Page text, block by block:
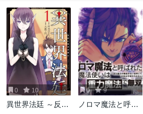
第258話
2年前
第257話
2年前
第256話
2年前
第255話
2年前
第254話 第253話
2年前
第252話
2年前
第251話
2年前
0 10
異世界法廷 ～反駁
0 9
ノロマ魔法と呼ば